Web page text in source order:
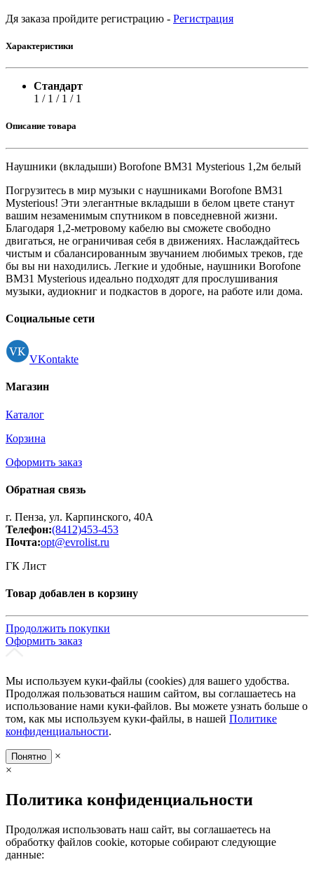
Дя заказа пройдите регистрацию - Регистрация
Характеристики
Стандарт
1 / 1 / 1 / 1
Описание товара
Наушники (вкладыши) Borofone BM31 Mysterious 1,2м белый
Погрузитесь в мир музыки с наушниками Borofone BM31
Mysterious! Эти элегантные вкладыши в белом цвете станут
вашим незаменимым спутником в повседневной жизни.
Благодаря 1,2-метровому кабелю вы сможете свободно
двигаться, не ограничивая себя в движениях. Наслаждайтесь
чистым и сбалансированным звучанием любимых треков, где
бы вы ни находились. Легкие и удобные, наушники Borofone
BM31 Mysterious идеально подходят для прослушивания
музыки, аудиокниг и подкастов в дороге, на работе или дома.
Социальные сети
VKontakte
Магазин
Каталог
Корзина
Оформить заказ
Обратная связь
г. Пенза, ул. Карпинского, 40А
Телефон:(8412)453-453
Почта:opt@evrolist.ru
ГК Лист
Товар добавлен в корзину
Продолжить покупки
Оформить заказ
Мы используем куки-файлы (cookies) для вашего удобства.
Продолжая пользоваться нашим сайтом, вы соглашаетесь на
использование нами куки-файлов. Вы можете узнать больше о
том, как мы используем куки-файлы, в нашей Политике
конфиденциальности.
Понятно
×
×
Политика конфиденциальности
Продолжая использовать наш сайт, вы соглашаетесь на
обработку файлов cookie, которые собирают следующие
данные: